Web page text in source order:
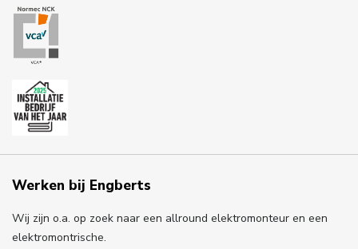
Werken bij Engberts
Wij zijn o.a. op zoek naar een allround elektromonteur en een
elektromontrische.